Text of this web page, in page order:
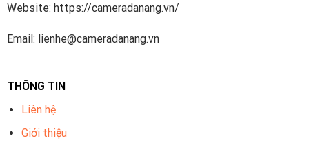
Website: https://cameradanang.vn/
Email: lienhe@cameradanang.vn
THÔNG TIN
Liên hệ
Giới thiệu